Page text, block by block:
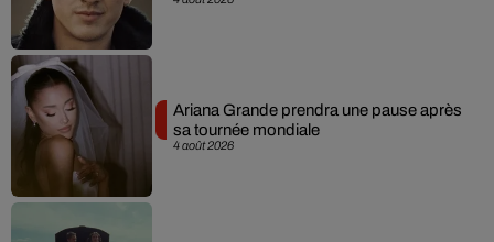
4 août 2026
Ariana Grande prendra une pause après
sa tournée mondiale